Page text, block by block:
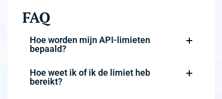
FAQ
Hoe worden mijn API-limieten
bepaald?
Hoe weet ik of ik de limiet heb
bereikt?